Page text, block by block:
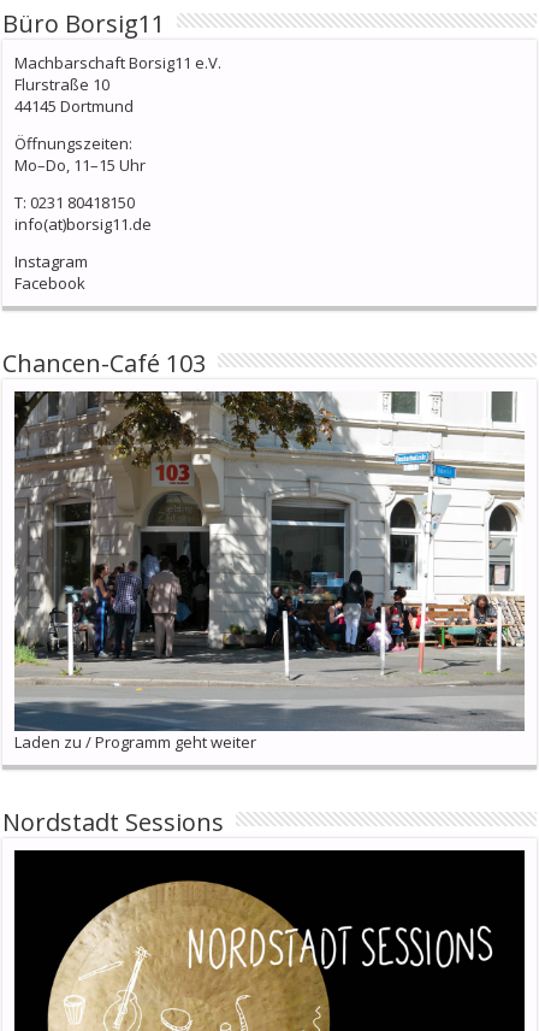
Büro Borsig11
Machbarschaft Borsig11 e.V.
Flurstraße 10
44145 Dortmund
Öffnungszeiten:
Mo–Do, 11–15 Uhr
T: 0231 80418150
info(at)borsig11.de
Instagram
Facebook
Chancen-Café 103
Laden zu / Programm geht weiter
Nordstadt Sessions